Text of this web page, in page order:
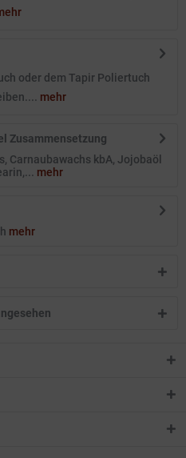
oder dem Tapir Poliertuch
mehr
Zusammensetzung
Carnaubawachs kbA, Jojobaöl
mehr
mehr